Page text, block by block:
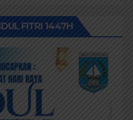
FITRI 1447H